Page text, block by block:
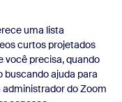
uma lista
curtos projetados
você precisa, quando
buscando ajuda para
administrador do Zoom